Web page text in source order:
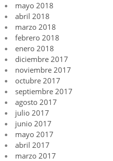
mayo 2018
abril 2018
marzo 2018
febrero 2018
enero 2018
diciembre 2017
noviembre 2017
octubre 2017
septiembre 2017
agosto 2017
julio 2017
junio 2017
mayo 2017
abril 2017
marzo 2017